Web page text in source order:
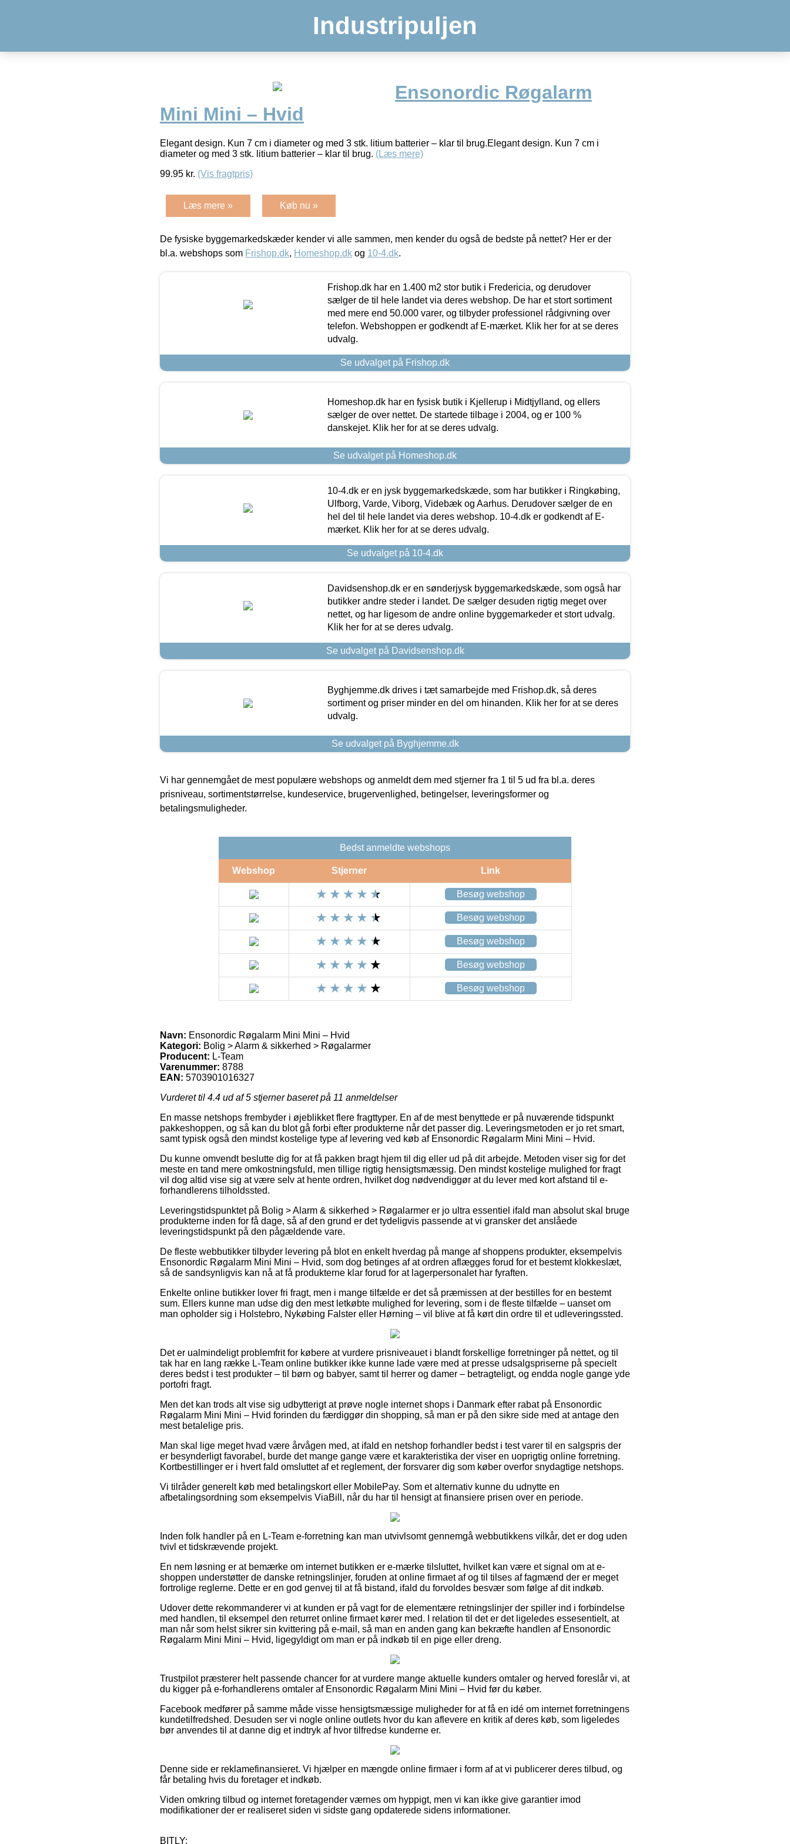
Industripuljen
Ensonordic Røgalarm
Mini Mini – Hvid
Elegant design. Kun 7 cm i diameter og med 3 stk. litium batterier – klar til brug.Elegant design. Kun 7 cm i
diameter og med 3 stk. litium batterier – klar til brug. (Læs mere)
99.95 kr. (Vis fragtpris)
Læs mere » Køb nu »
De fysiske byggemarkedskæder kender vi alle sammen, men kender du også de bedste på nettet? Her er der
bl.a. webshops som Frishop.dk, Homeshop.dk og 10-4.dk.
Frishop.dk har en 1.400 m2 stor butik i Fredericia, og derudover
sælger de til hele landet via deres webshop. De har et stort sortiment
med mere end 50.000 varer, og tilbyder professionel rådgivning over
telefon. Webshoppen er godkendt af E-mærket. Klik her for at se deres
udvalg.
Se udvalget på Frishop.dk
Homeshop.dk har en fysisk butik i Kjellerup i Midtjylland, og ellers
sælger de over nettet. De startede tilbage i 2004, og er 100 %
danskejet. Klik her for at se deres udvalg.
Se udvalget på Homeshop.dk
10-4.dk er en jysk byggemarkedskæde, som har butikker i Ringkøbing,
Ulfborg, Varde, Viborg, Videbæk og Aarhus. Derudover sælger de en
hel del til hele landet via deres webshop. 10-4.dk er godkendt af E-
mærket. Klik her for at se deres udvalg.
Se udvalget på 10-4.dk
Davidsenshop.dk er en sønderjysk byggemarkedskæde, som også har
butikker andre steder i landet. De sælger desuden rigtig meget over
nettet, og har ligesom de andre online byggemarkeder et stort udvalg.
Klik her for at se deres udvalg.
Se udvalget på Davidsenshop.dk
Byghjemme.dk drives i tæt samarbejde med Frishop.dk, så deres
sortiment og priser minder en del om hinanden. Klik her for at se deres
udvalg.
Se udvalget på Byghjemme.dk
Vi har gennemgået de mest populære webshops og anmeldt dem med stjerner fra 1 til 5 ud fra bl.a. deres
prisniveau, sortimentstørrelse, kundeservice, brugervenlighed, betingelser, leveringsformer og
betalingsmuligheder.
Bedst anmeldte webshops
Webshop Stjerner Link
Besøg webshop
Besøg webshop
Besøg webshop
Besøg webshop
Besøg webshop
Navn: Ensonordic Røgalarm Mini Mini – Hvid
Kategori: Bolig > Alarm & sikkerhed > Røgalarmer
Producent: L-Team
Varenummer: 8788
EAN: 5703901016327
Vurderet til 4.4 ud af 5 stjerner baseret på 11 anmeldelser
En masse netshops frembyder i øjeblikket flere fragttyper. En af de mest benyttede er på nuværende tidspunkt
pakkeshoppen, og så kan du blot gå forbi efter produkterne når det passer dig. Leveringsmetoden er jo ret smart,
samt typisk også den mindst kostelige type af levering ved køb af Ensonordic Røgalarm Mini Mini – Hvid.
Du kunne omvendt beslutte dig for at få pakken bragt hjem til dig eller ud på dit arbejde. Metoden viser sig for det
meste en tand mere omkostningsfuld, men tillige rigtig hensigtsmæssig. Den mindst kostelige mulighed for fragt
vil dog altid vise sig at være selv at hente ordren, hvilket dog nødvendiggør at du lever med kort afstand til e-
forhandlerens tilholdssted.
Leveringstidspunktet på Bolig > Alarm & sikkerhed > Røgalarmer er jo ultra essentiel ifald man absolut skal bruge
produkterne inden for få dage, så af den grund er det tydeligvis passende at vi gransker det anslåede
leveringstidspunkt på den pågældende vare.
De fleste webbutikker tilbyder levering på blot en enkelt hverdag på mange af shoppens produkter, eksempelvis
Ensonordic Røgalarm Mini Mini – Hvid, som dog betinges af at ordren aflægges forud for et bestemt klokkeslæt,
så de sandsynligvis kan nå at få produkterne klar forud for at lagerpersonalet har fyraften.
Enkelte online butikker lover fri fragt, men i mange tilfælde er det så præmissen at der bestilles for en bestemt
sum. Ellers kunne man udse dig den mest letkøbte mulighed for levering, som i de fleste tilfælde – uanset om
man opholder sig i Holstebro, Nykøbing Falster eller Hørning – vil blive at få kørt din ordre til et udleveringssted.
Det er ualmindeligt problemfrit for købere at vurdere prisniveauet i blandt forskellige forretninger på nettet, og til
tak har en lang række L-Team online butikker ikke kunne lade være med at presse udsalgspriserne på specielt
deres bedst i test produkter – til børn og babyer, samt til herrer og damer – betragteligt, og endda nogle gange yde
portofri fragt.
Men det kan trods alt vise sig udbytterigt at prøve nogle internet shops i Danmark efter rabat på Ensonordic
Røgalarm Mini Mini – Hvid forinden du færdiggør din shopping, så man er på den sikre side med at antage den
mest betalelige pris.
Man skal lige meget hvad være årvågen med, at ifald en netshop forhandler bedst i test varer til en salgspris der
er besynderligt favorabel, burde det mange gange være et karakteristika der viser en uoprigtig online forretning.
Kortbestillinger er i hvert fald omsluttet af et reglement, der forsvarer dig som køber overfor snydagtige netshops.
Vi tilråder generelt køb med betalingskort eller MobilePay. Som et alternativ kunne du udnytte en
afbetalingsordning som eksempelvis ViaBill, når du har til hensigt at finansiere prisen over en periode.
Inden folk handler på en L-Team e-forretning kan man utvivlsomt gennemgå webbutikkens vilkår, det er dog uden
tvivl et tidskrævende projekt.
En nem løsning er at bemærke om internet butikken er e-mærke tilsluttet, hvilket kan være et signal om at e-
shoppen understøtter de danske retningslinjer, foruden at online firmaet af og til tilses af fagmænd der er meget
fortrolige reglerne. Dette er en god genvej til at få bistand, ifald du forvoldes besvær som følge af dit indkøb.
Udover dette rekommanderer vi at kunden er på vagt for de elementære retningslinjer der spiller ind i forbindelse
med handlen, til eksempel den returret online firmaet kører med. I relation til det er det ligeledes essesentielt, at
man når som helst sikrer sin kvittering på e-mail, så man en anden gang kan bekræfte handlen af Ensonordic
Røgalarm Mini Mini – Hvid, ligegyldigt om man er på indkøb til en pige eller dreng.
Trustpilot præsterer helt passende chancer for at vurdere mange aktuelle kunders omtaler og herved foreslår vi, at
du kigger på e-forhandlerens omtaler af Ensonordic Røgalarm Mini Mini – Hvid før du køber.
Facebook medfører på samme måde visse hensigtsmæssige muligheder for at få en idé om internet forretningens
kundetilfredshed. Desuden ser vi nogle online outlets hvor du kan aflevere en kritik af deres køb, som ligeledes
bør anvendes til at danne dig et indtryk af hvor tilfredse kunderne er.
Denne side er reklamefinansieret. Vi hjælper en mængde online firmaer i form af at vi publicerer deres tilbud, og
får betaling hvis du foretager et indkøb.
Viden omkring tilbud og internet foretagender værnes om hyppigt, men vi kan ikke give garantier imod
modifikationer der er realiseret siden vi sidste gang opdaterede sidens informationer.
BITLY: